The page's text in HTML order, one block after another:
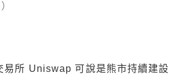
）
易所 Uniswap 可說是熊市持續建設